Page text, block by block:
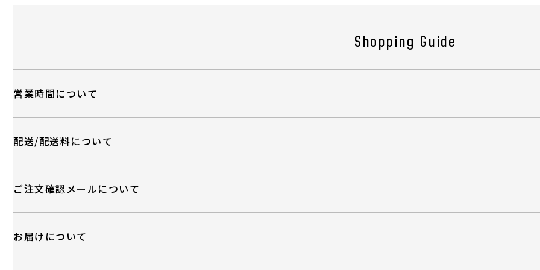
原産
組
Shopping Guide
営業時間について
配送/配送料について
ご注文確認メールについて
お届けについて